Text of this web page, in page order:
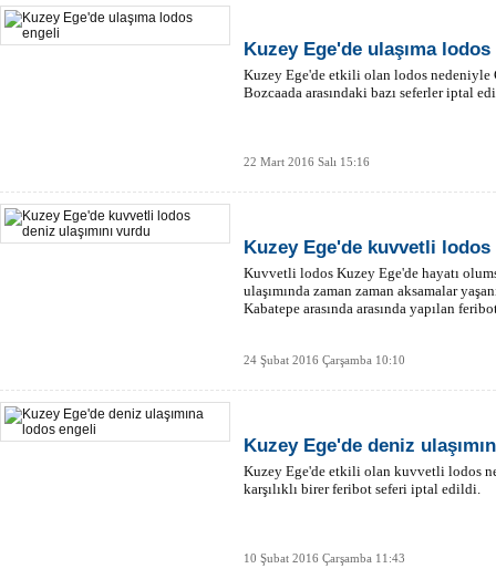
Kuzey Ege'de ulaşıma
Kuzey Ege'de etkili olan lodos nedeniyle
Bozcaada arasındaki bazı seferler iptal
22 Mart 2016 Salı 15:16
Kuzey Ege'de kuvvetli lodos
Kuvvetli lodos Kuzey Ege'de hayatı
ulaşımında zaman zaman aksamalar
Kabatepe arasında arasında yapılan
24 Şubat 2016 Çarşamba 10:10
Kuzey Ege'de deniz
Kuzey Ege'de etkili olan kuvvetli lodos
karşılıklı birer feribot seferi iptal edildi.
10 Şubat 2016 Çarşamba 11:43